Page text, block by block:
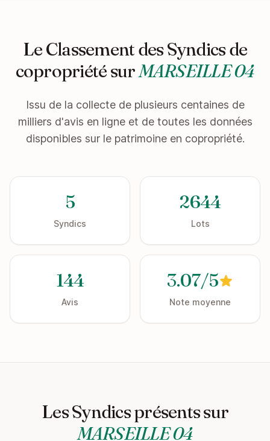
Le Classement des Syndics de
copropriété surMARSEILLE 04
Issu de la collecte de plusieurs centaines de
milliers d'avis en ligne et de toutes les données
disponibles sur le patrimoine en copropriété.
5
Syndics
2644
Lots
144
Avis
3.07/5
Note moyenne
Les Syndics présents sur
MARSEILLE 04